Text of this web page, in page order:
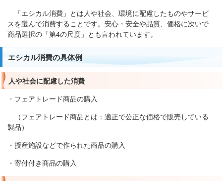
「エシカル消費」とは人や社会、環境に配慮したものやサービ
スを選んで消費することです。安心・安全や品質、価格に次いで
商品選択の「第4の尺度」とも言われています。
エシカル消費の具体例
人や社会に配慮した消費
・フェアトレード商品の購入
（フェアトレード商品とは：適正で公正な価格で販売している
製品）
・授産施設などで作られた商品の購入
・寄付付き商品の購入